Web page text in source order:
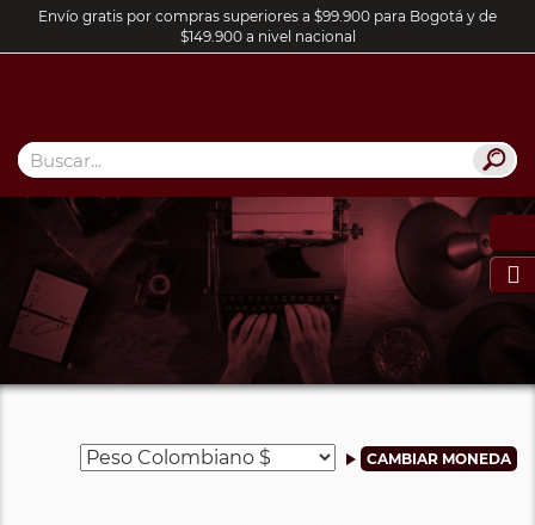
Envío gratis por compras superiores a $99.900 para Bogotá y de
$149.900 a nivel nacional
